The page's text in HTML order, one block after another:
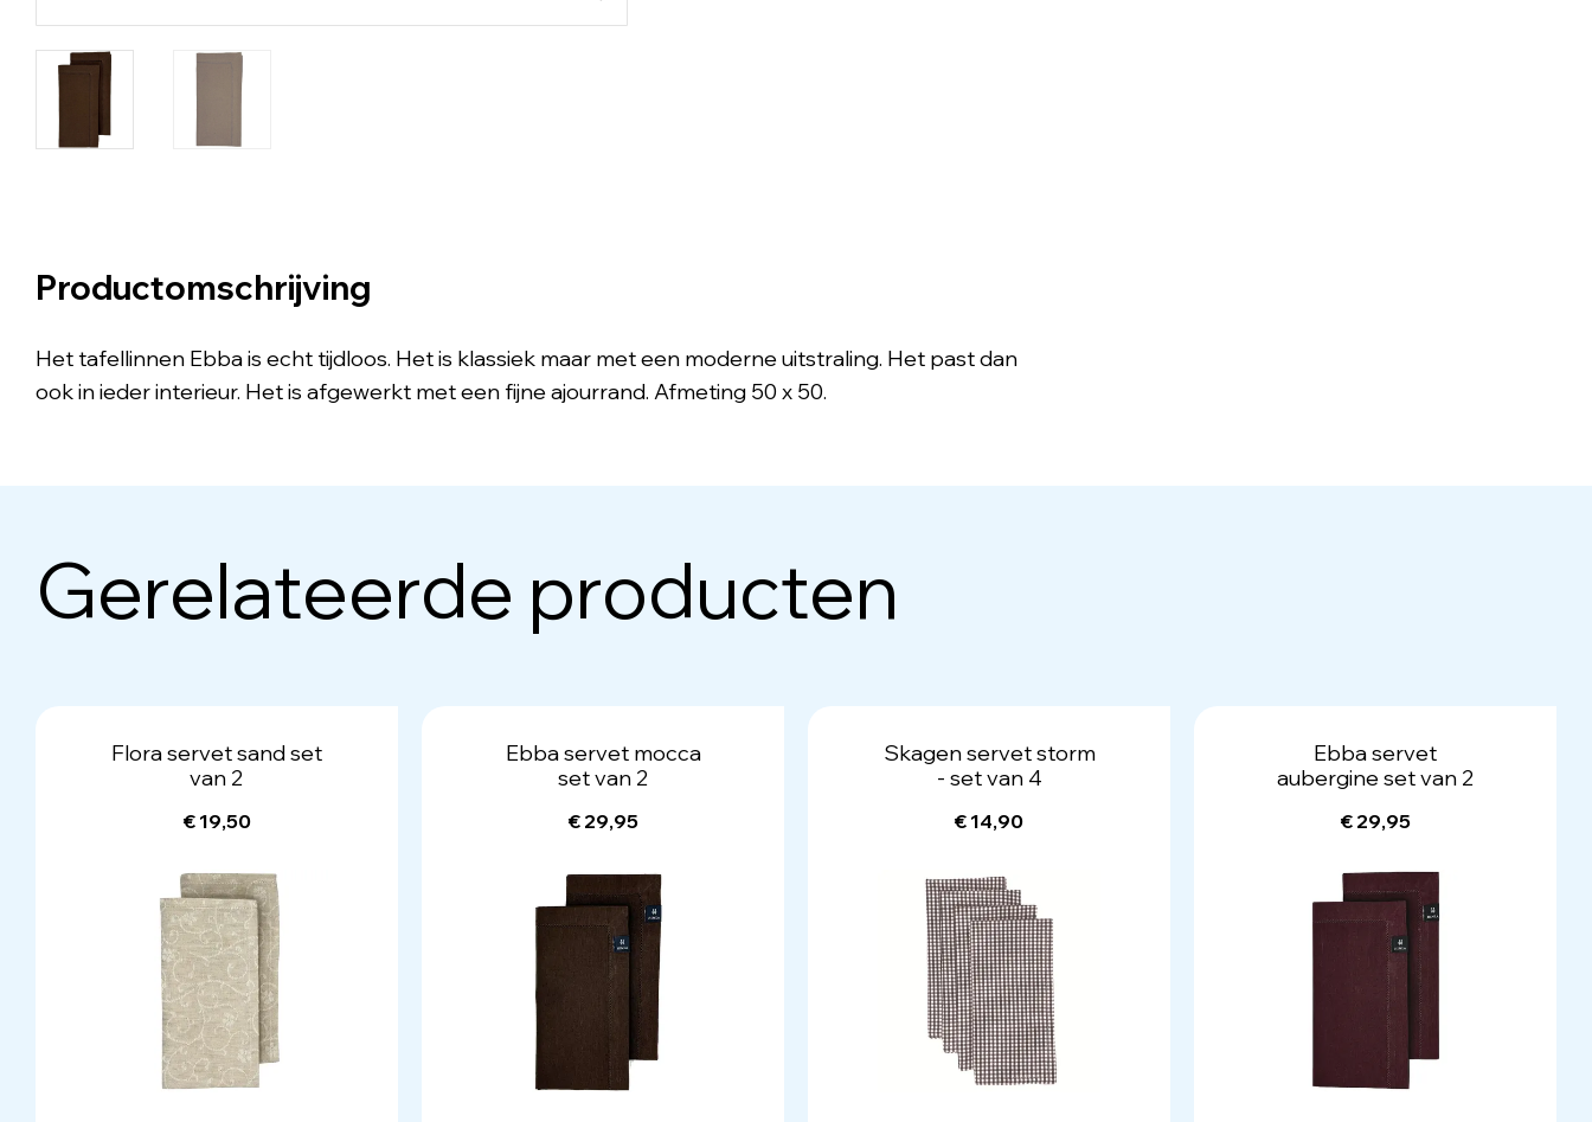
Productomschrijving
Het tafellinnen Ebba is echt tijdloos. Het is klassiek maar met een moderne uitstraling. Het past dan
ook in ieder interieur. Het is afgewerkt met een fijne ajourrand. Afmeting 50 x 50.
Gerelateerde producten
Flora servet sand set
van 2
€ 19,50
Ebba servet mocca
set van 2
€ 29,95
Skagen servet storm
- set van 4
€ 14,90
Ebba servet
aubergine set van 2
€ 29,95